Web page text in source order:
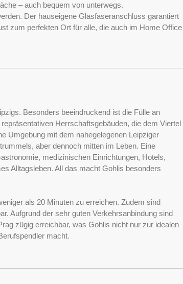
– auch bequem von unterwegs.
Der hauseigene Glasfaseranschluss garantiert
zum perfekten Ort für alle, die auch im Home Office
Besonders beeindruckend ist die Fülle an
Herrschaftsgebäuden, die dem Viertel
Umgebung mit dem nahegelegenen Leipziger
aber dennoch mitten im Leben. Eine
medizinischen Einrichtungen, Hotels,
Alltagsleben. All das macht Gohlis besonders
als 20 Minuten zu erreichen. Zudem sind
Aufgrund der sehr guten Verkehrsanbindung sind
zügig erreichbar, was Gohlis nicht nur zur idealen
macht.